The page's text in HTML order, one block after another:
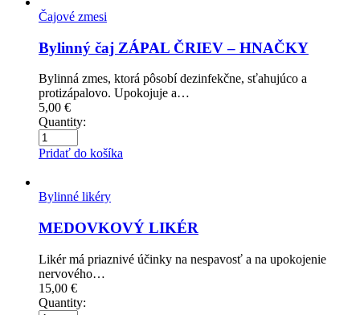
Čajové zmesi
Bylinný čaj ZÁPAL ČRIEV – HNAČKY
Bylinná zmes, ktorá pôsobí dezinfekčne, sťahujúco a
protizápalovo. Upokojuje a…
5,00 €
Quantity:
Pridať do košíka
Bylinné likéry
MEDOVKOVÝ LIKÉR
Likér má priaznivé účinky na nespavosť a na upokojenie
nervového…
15,00 €
Quantity: